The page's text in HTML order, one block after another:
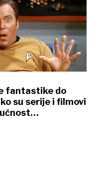
fantastike do
su serije i filmovi